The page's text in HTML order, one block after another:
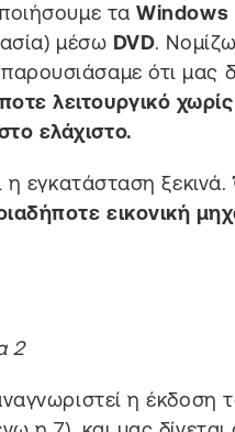
ταWindows
μέσω DVD.
ότι μας
λειτουργικό
ελάχιστο.
η εγκατάσταση ξεκινά.
εικονική
2
η έκδοση